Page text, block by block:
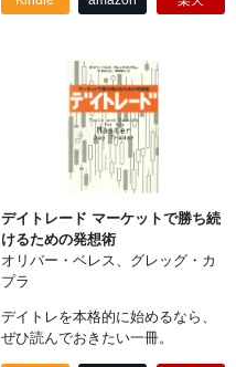
デイトレード マーケットで勝ち続
けるための発想術
オリバー・ベレス、グレッグ・カ
プラ
デイトレを本格的に始めるなら、
ぜひ読んでおきたい一冊。